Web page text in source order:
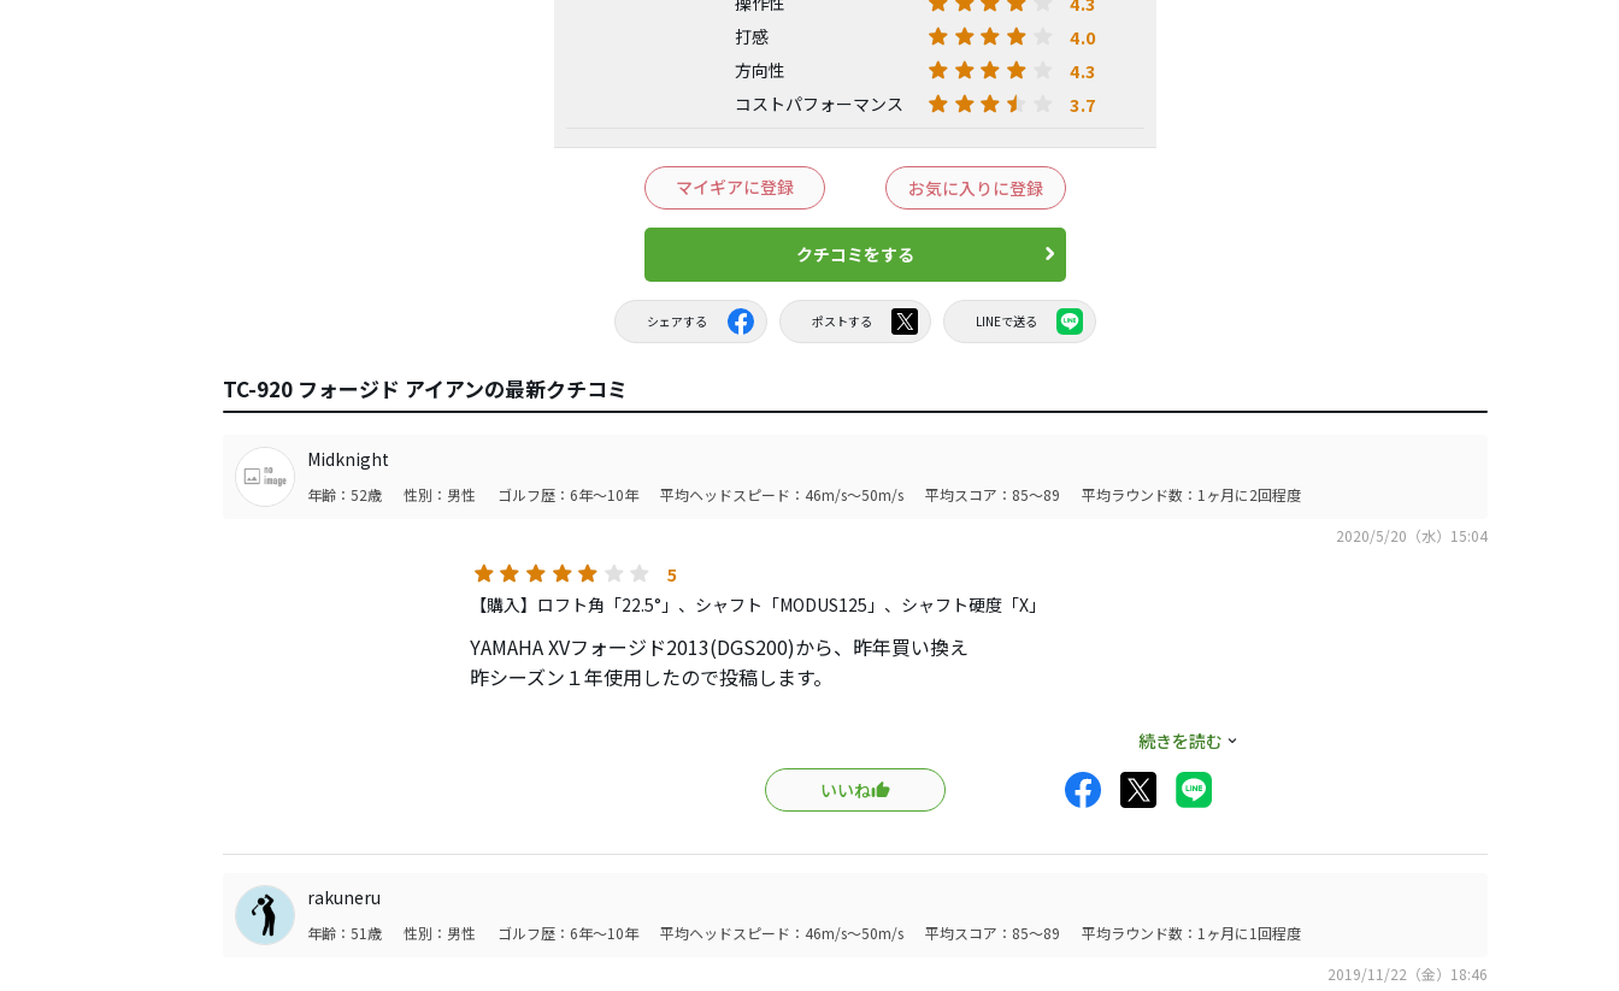
打感 4.0
方向性 4.3
コストパフォーマンス 3.7
マイギアに登録 お気に入りに登録
クチコミをする
シェアする ポストする LINEで送る
TC-920 フォージド アイアンの最新クチコミ
Midknight
年齢：52歳 性別：男性 ゴルフ歴：6年～10年 平均ヘッドスピード：46m/s～50m/s 平均スコア：85～89
平均ラウンド数：1ヶ月に2回程度
2020/5/20（水）15:04
5
【購入】ロフト角「22.5°」、シャフト「MODUS125」、シャフト硬度「X」
YAMAHA XVフォージド2013(DGS200)から、昨年買い換え
昨シーズン１年使用したので投稿します。
一昨年ころチーピンを発症、使用頻度の多いアイアンが捕まりやすいことも原因かと思い
つき、短重のXVの買い替えを検討。
フィーリング重視で試打したところMODUS105では軽く、１２５Xをライ角-１でオーダ
結果はまっすぐの弾道になり、多少左右にふれますがアイアンのアキュラシーとしては個
総合的に平均スコアが５〜８向上しました。
続きを読む
いいね
rakuneru
年齢：51歳 性別：男性 ゴルフ歴：6年～10年 平均ヘッドスピード：46m/s～50m/s 平均スコア：85～89
平均ラウンド数：1ヶ月に1回程度
2019/11/22（金）18:46